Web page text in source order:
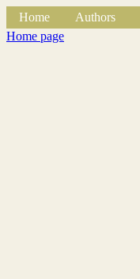
Home Authors
Home page